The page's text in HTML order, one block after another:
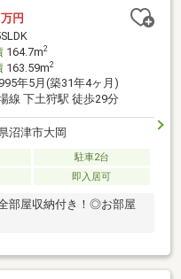
ニタ付インターホン、全
学校 徒歩10分以内、ルー
ガレージ
万円
164.7m2
163.59m2
年5月(築31年4ヶ月)
線 下土狩駅 徒歩29分
沼津市大岡
駐車2台
即入居可
部屋収納付き！◎お部屋